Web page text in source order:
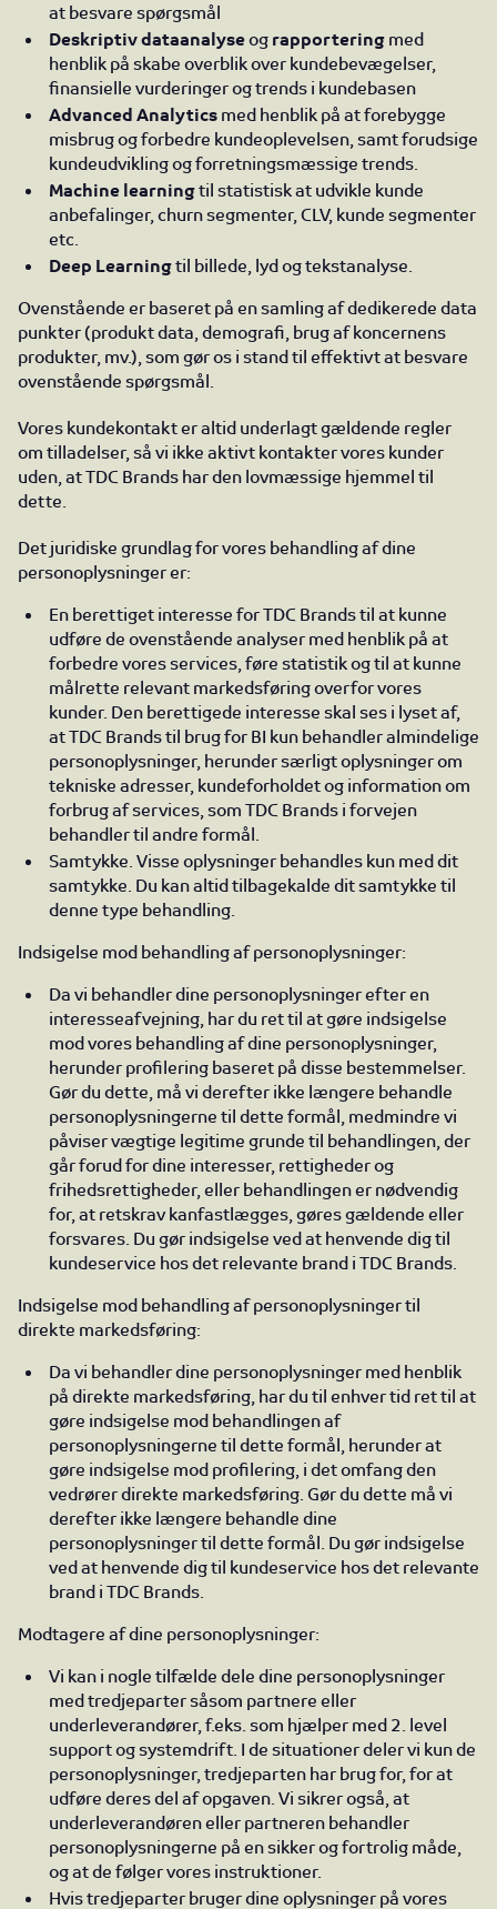
at besvare spørgsmål
Deskriptiv dataanalyseog rapportering med
henblik på skabe overblik over kundebevægelser,
finansielle vurderinger og trends i kundebasen
Advanced Analytics med henblik på at forebygge
misbrug og forbedre kundeoplevelsen, samt forudsige
kundeudvikling og forretningsmæssige trends.
Machine learningtil statistisk at udvikle kunde
anbefalinger, churn segmenter, CLV, kunde segmenter
etc.
Deep Learningtil billede, lyd og tekstanalyse.
Ovenstående er baseret på en samling af dedikerede data
punkter (produkt data, demografi, brug af koncernens
produkter, mv.), som gør os i stand til effektivt at besvare
ovenstående spørgsmål.
Vores kundekontakt er altid underlagt gældende regler
om tilladelser, så vi ikke aktivt kontakter vores kunder
uden, at TDC Brands har den lovmæssige hjemmel til
dette.
Det juridiske grundlag for vores behandling af dine
personoplysninger er:
En berettiget interesse for TDC Brands til at kunne
udføre de ovenstående analyser med henblik på at
forbedre vores services, føre statistik og til at kunne
målrette relevant markedsføring overfor vores
kunder. Den berettigede interesse skal ses i lyset af,
at TDC Brands til brug for BI kun behandler almindelige
personoplysninger, herunder særligt oplysninger om
tekniske adresser, kundeforholdet og information om
forbrug af services, som TDC Brands i forvejen
behandler til andre formål.
Samtykke. Visse oplysninger behandles kun med dit
samtykke. Du kan altid tilbagekalde dit samtykke til
denne type behandling.
Indsigelse mod behandling af personoplysninger:
Da vi behandler dine personoplysninger efter en
interesseafvejning, har du ret til at gøre indsigelse
mod vores behandling af dine personoplysninger,
herunder profilering baseret på disse bestemmelser.
Gør du dette, må vi derefter ikke længere behandle
personoplysningerne til dette formål, medmindre vi
påviser vægtige legitime grunde til behandlingen, der
går forud for dine interesser, rettigheder og
frihedsrettigheder, eller behandlingen er nødvendig
for, at retskrav kanfastlægges, gøres gældende eller
forsvares. Du gør indsigelse ved at henvende dig til
kundeservice hos det relevante brand i TDC Brands.
Indsigelse mod behandling af personoplysninger til
direkte markedsføring:
Da vi behandler dine personoplysninger med henblik
på direkte markedsføring, har du til enhver tid ret til at
gøre indsigelse mod behandlingen af
personoplysningerne til dette formål, herunder at
gøre indsigelse mod profilering, i det omfang den
vedrører direkte markedsføring. Gør du dette må vi
derefter ikke længere behandle dine
personoplysninger til dette formål. Du gør indsigelse
ved at henvende dig til kundeservice hos det relevante
brand i TDC Brands.
Modtagere af dine personoplysninger:
Vi kan i nogle tilfælde dele dine personoplysninger
med tredjeparter såsom partnere eller
underleverandører, f.eks. som hjælper med 2. level
support og systemdrift. I de situationer deler vi kun de
personoplysninger, tredjeparten har brug for, for at
udføre deres del af opgaven. Vi sikrer også, at
underleverandøren eller partneren behandler
personoplysningerne på en sikker og fortrolig måde,
og at de følger vores instruktioner.
Hvis tredjeparter bruger dine oplysninger på vores